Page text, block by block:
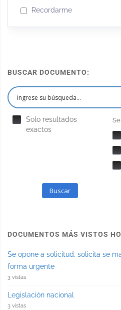
Recordarme
BUSCAR DOCUMENTO:
Solo resultados
exactos
Buscar
DOCUMENTOS MÁS VISTOS
Se opone a solicitud. solicita se
forma urgente
3 vistas
Legislación nacional
3 vistas